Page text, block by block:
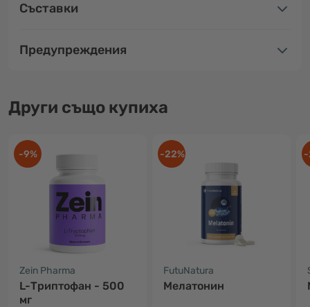
Съставки
Предупреждения
Други също купиха
-9%
Zein Pharma
L-Триптофан - 500
мг
-22%
FutuNatura
Мелатонин
-